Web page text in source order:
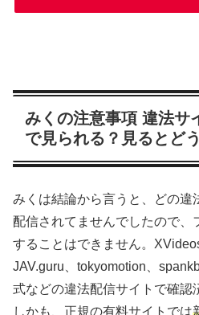
みくの注意事項 違法
で見られる？見るとど
みくは結論から言うと、どの違
配信されてませんでしたので、
することはできません。
JAV.guru、tokyomotion、
式などの違法配信サイトで確認
しかも、正規の有料サイトでは